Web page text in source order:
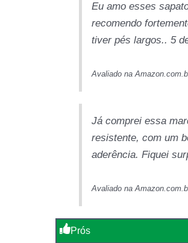
Eu amo esses
recomendo
tiver pés largos.. 5
Avaliado na
Já comprei essa
resistente, com um
aderência. Fiquei
Avaliado na
Prós